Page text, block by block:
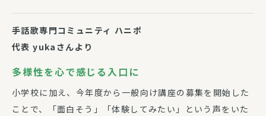
手話歌専門コミュニティ ハニポ
代表 yukaさんより
多様性を心で感じる入口に
小学校に加え、今年度から一般向け講座の募集を開始した
ことで、「面白そう」「体験してみたい」という声をいた